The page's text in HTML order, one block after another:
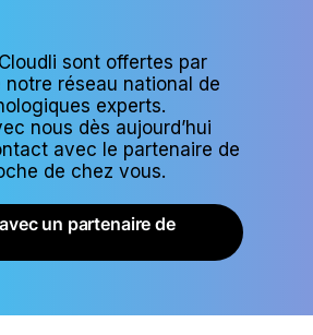
sont offertes par
notre réseau national de
experts.
nous dès aujourd’hui
avec le partenaire de
de chez vous.
un partenaire de